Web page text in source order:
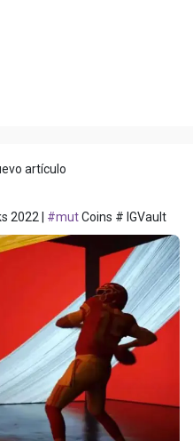
artículo
2022 | #mutCoins # IGVault